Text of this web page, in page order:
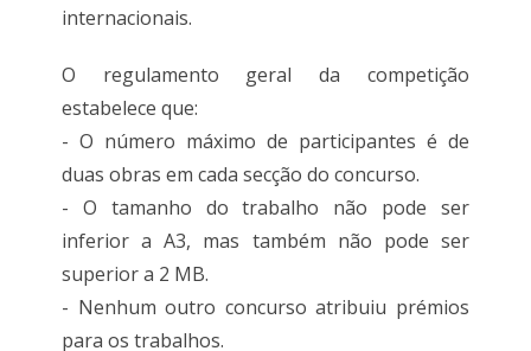
internacionais.
O regulamento geral da competição
estabelece que:
- O número máximo de participantes é de
duas obras em cada secção do concurso.
- O tamanho do trabalho não pode ser
inferior a A3, mas também não pode ser
superior a 2 MB.
- Nenhum outro concurso atribuiu prémios
para os trabalhos.